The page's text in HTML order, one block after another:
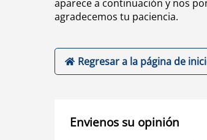
aparece a continuación y nos
agradecemos tu paciencia.
Regresar a la página de
Envienos su opinión